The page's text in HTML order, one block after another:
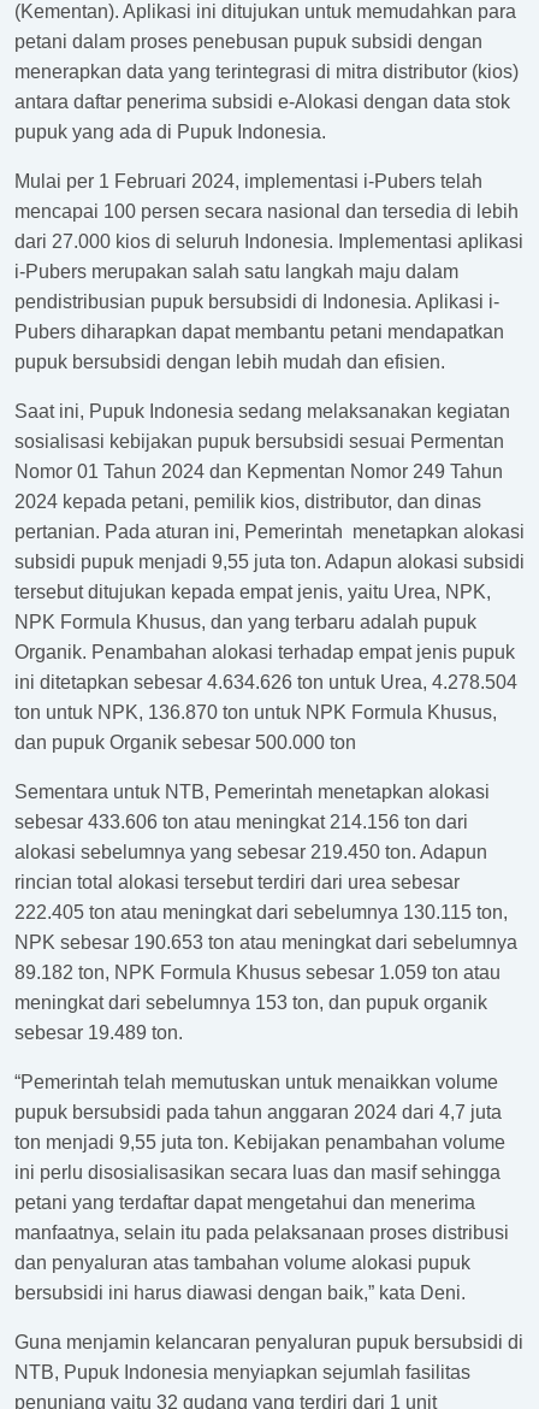
(Kementan). Aplikasi ini ditujukan untuk memudahkan para
petani dalam proses penebusan pupuk subsidi dengan
menerapkan data yang terintegrasi di mitra distributor (kios)
antara daftar penerima subsidi e-Alokasi dengan data stok
pupuk yang ada di Pupuk Indonesia.
Mulai per 1 Februari 2024, implementasi i-Pubers telah
mencapai 100 persen secara nasional dan tersedia di lebih
dari 27.000 kios di seluruh Indonesia. Implementasi aplikasi
i-Pubers merupakan salah satu langkah maju dalam
pendistribusian pupuk bersubsidi di Indonesia. Aplikasi i-
Pubers diharapkan dapat membantu petani mendapatkan
pupuk bersubsidi dengan lebih mudah dan efisien.
Saat ini, Pupuk Indonesia sedang melaksanakan kegiatan
sosialisasi kebijakan pupuk bersubsidi sesuai Permentan
Nomor 01 Tahun 2024 dan Kepmentan Nomor 249 Tahun
2024 kepada petani, pemilik kios, distributor, dan dinas
pertanian. Pada aturan ini, Pemerintah menetapkan alokasi
subsidi pupuk menjadi 9,55 juta ton. Adapun alokasi subsidi
tersebut ditujukan kepada empat jenis, yaitu Urea, NPK,
NPK Formula Khusus, dan yang terbaru adalah pupuk
Organik. Penambahan alokasi terhadap empat jenis pupuk
ini ditetapkan sebesar 4.634.626 ton untuk Urea, 4.278.504
ton untuk NPK, 136.870 ton untuk NPK Formula Khusus,
dan pupuk Organik sebesar 500.000 ton
Sementara untuk NTB, Pemerintah menetapkan alokasi
sebesar 433.606 ton atau meningkat 214.156 ton dari
alokasi sebelumnya yang sebesar 219.450 ton. Adapun
rincian total alokasi tersebut terdiri dari urea sebesar
222.405 ton atau meningkat dari sebelumnya 130.115 ton,
NPK sebesar 190.653 ton atau meningkat dari sebelumnya
89.182 ton, NPK Formula Khusus sebesar 1.059 ton atau
meningkat dari sebelumnya 153 ton, dan pupuk organik
sebesar 19.489 ton.
“Pemerintah telah memutuskan untuk menaikkan volume
pupuk bersubsidi pada tahun anggaran 2024 dari 4,7 juta
ton menjadi 9,55 juta ton. Kebijakan penambahan volume
ini perlu disosialisasikan secara luas dan masif sehingga
petani yang terdaftar dapat mengetahui dan menerima
manfaatnya, selain itu pada pelaksanaan proses distribusi
dan penyaluran atas tambahan volume alokasi pupuk
bersubsidi ini harus diawasi dengan baik,” kata Deni.
Guna menjamin kelancaran penyaluran pupuk bersubsidi di
NTB, Pupuk Indonesia menyiapkan sejumlah fasilitas
penunjang yaitu 32 gudang yang terdiri dari 1 unit